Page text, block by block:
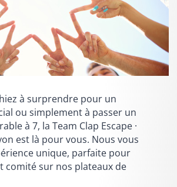
à surprendre pour un
ou simplement à passer un
à 7, la Team Clap Escape ·
est là pour vous. Nous vous
unique, parfaite pour
comité sur nos plateaux de